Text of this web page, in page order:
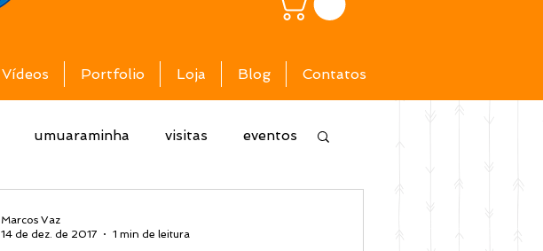
Vídeos Portfolio Loja Blog Contatos
umuaraminha visitas eventos
Marcos Vaz
14 de dez. de 2017
1 min de leitura